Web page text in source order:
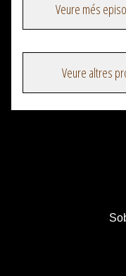
Veure més
Veure altres